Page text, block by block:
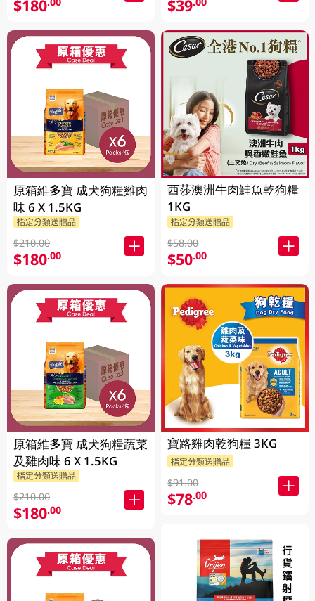
$180
原箱維多寶 成犬狗糧雞肉
味 6 X 1.5KG
指定分類送贈品
$210.00
$180.00
原箱維多寶 成犬狗糧蔬菜
及雞肉味 6 X 1.5KG
指定分類送贈品
$210.00
$180.00
$39
西莎澳洲牛肉鮭魚乾狗糧
1KG
指定分類送贈品
$58.00
$50.00
寶路雞肉乾狗糧 3KG
指定分類送贈品
$91.00
$78.00